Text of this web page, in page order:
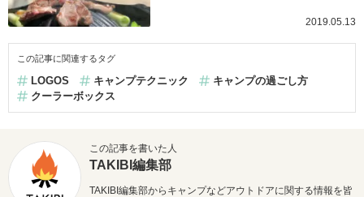
2019.05.13
この記事に関連するタグ
LOGOS キャンプテクニック
キャンプの過ごし方
クーラーボックス
この記事を書いた人
TAKIBI編集部
TAKIBI編集部からキャンプなどアウトドアに関する情報を皆